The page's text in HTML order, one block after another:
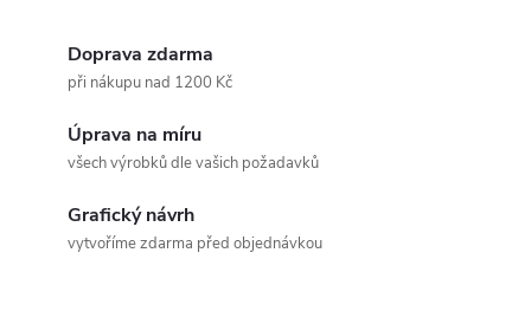
Doprava zdarma
při nákupu nad 1200 Kč
Úprava na míru
všech výrobků dle vašich požadavků
Grafický návrh
vytvoříme zdarma před objednávkou